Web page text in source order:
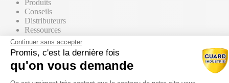
Produits
Conseils
Distributeurs
Ressources
Contact commercial
Nos Produits
Tous les produits
Continuer sans accepter
Promis, c'est la dernière fois
qu'on vous demande